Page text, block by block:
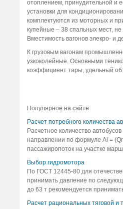
отоплением, принудительной и
установки для
комплектуются из моторных и
купейные – 38 спальных мест,
Вместимость вагонов элекро- и
К грузовым вагонам
узкоколейные. Основными
коэффициент тары, удельный
Популярное на сайте:
Расчет потребного количества
Расчетное количество
направлении по формуле Аi =
пассажиропоток на участке
Выбор гидромотора
По ГОСТ 12445-80 для
принимать давление по
до 63 т рекомендуется
Расчет рациональных тяговой и